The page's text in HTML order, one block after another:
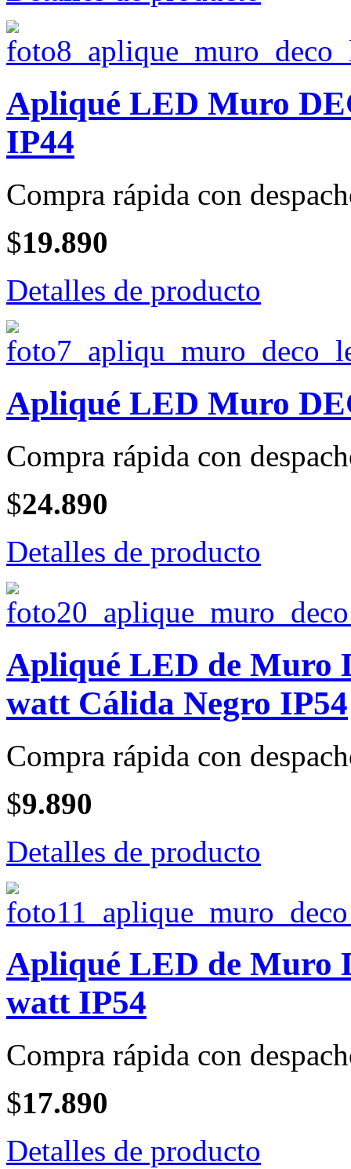
Apliqué LED Muro
IP44
Compra rápida con
$19.890
Detalles de producto
Apliqué LED Muro
Compra rápida con
$24.890
Detalles de producto
Apliqué LED de Muro
watt Cálida Negro IP54
Compra rápida con
$9.890
Detalles de producto
Apliqué LED de Muro
watt IP54
Compra rápida con
$17.890
Detalles de producto